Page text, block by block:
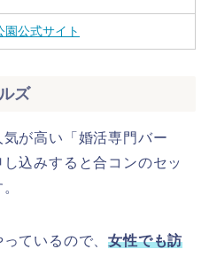
園公式サイト
ズ
気が高い「婚活専門バー
込みすると合コンのセッ
ているので、女性でも訪